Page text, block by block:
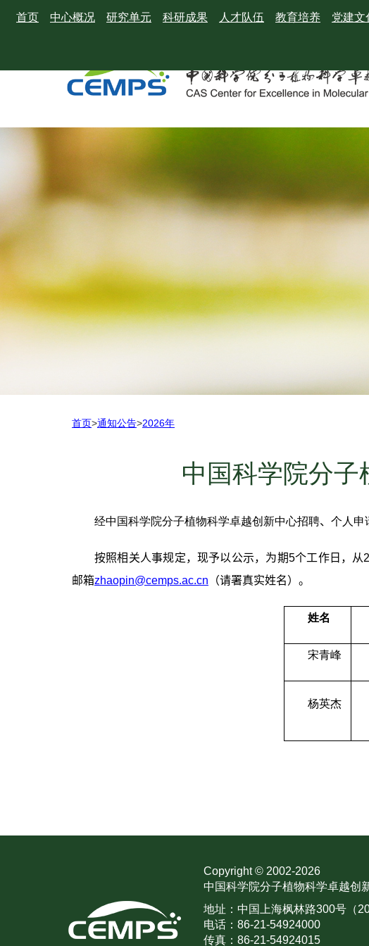
首页 中心概况 研究单元 科研成果 人才队伍 教育培养 党建文
首页>通知公告>2026年
中国科学院分
经中国科学院分子植物科学卓越创新中心招聘、 个人申
按照相关人事规定，现予以公示，为期5个工作日，从
邮箱zhaopin@cemps.ac.cn （请署真实姓名）。
姓名
宋青峰
杨英杰
Copyright © 2002-2026
中国科学院分子植物科学卓越创
地址：中国上海枫林路300号（
电话：86-21-54924000
传真：86-21-54924015